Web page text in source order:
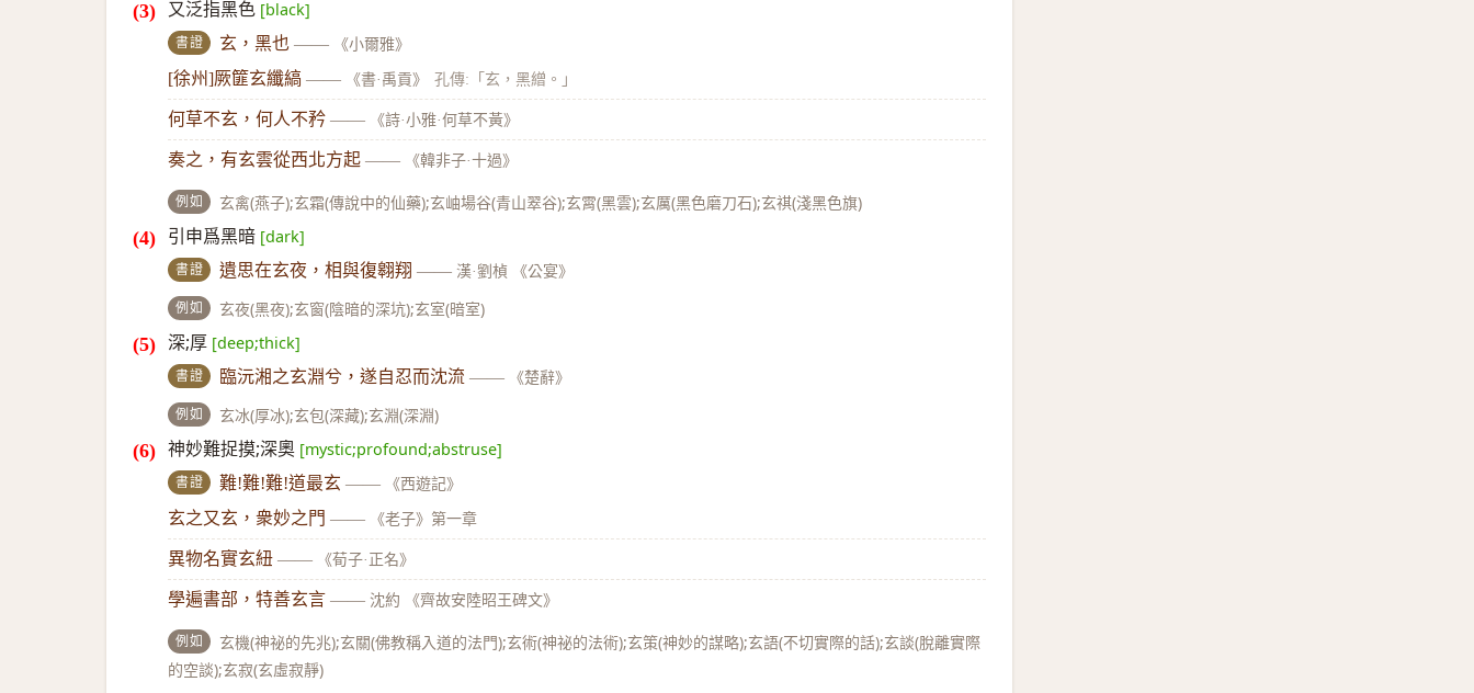
又泛指黑色 [black]
書證 玄，黑也 —— 《小爾雅》
[徐州]厥篚玄纖縞 —— 《書·禹貢》 孔傳:「玄，黑繒。」
何草不玄，何人不矜 —— 《詩·小雅·何草不黃》
奏之，有玄雲從西北方起 —— 《韓非子·十過》
例如 玄禽(燕子);玄霜(傳說中的仙藥);玄岫場谷(青山翠谷);玄霄(黑雲);玄厲(黑色磨刀石);玄祺(淺黑色旗)
引申爲黑暗 [dark]
書證 遺思在玄夜，相與復翱翔 —— 漢·劉楨 《公宴》
例如 玄夜(黑夜);玄窗(陰暗的深坑);玄室(暗室)
深;厚 [deep;thick]
書證 臨沅湘之玄淵兮，遂自忍而沈流 —— 《楚辭》
例如 玄冰(厚冰);玄包(深藏);玄淵(深淵)
神妙難捉摸;深奧 [mystic;profound;abstruse]
書證 難!難!難!道最玄 —— 《西遊記》
玄之又玄，衆妙之門 —— 《老子》第一章
異物名實玄紐 —— 《荀子·正名》
學遍書部，特善玄言 —— 沈約 《齊故安陸昭王碑文》
例如
玄機(神祕的先兆);玄關(佛教稱入道的法門);玄術(神祕的法術);玄策(神妙的謀略);玄語(不切實際的話);玄談(脫離實際
的空談);玄寂(玄虛寂靜)